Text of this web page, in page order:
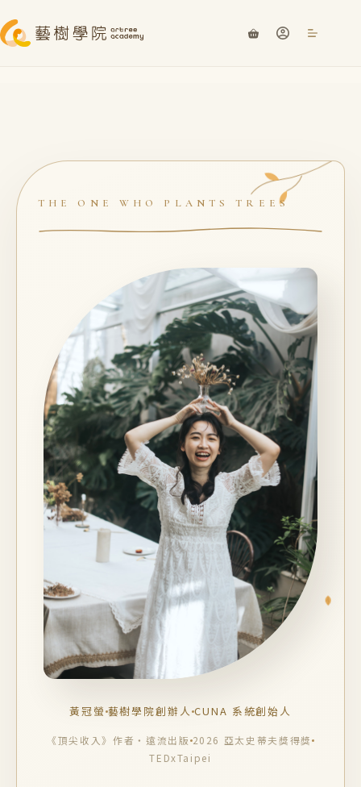
THE ONE WHO PLANTS TREES
黃冠螢 藝樹學院創辦人 CUNA 系統創始人
《頂尖收入》作者・遠流出版 2026 亞太史蒂夫獎得獎
TEDxTaipei